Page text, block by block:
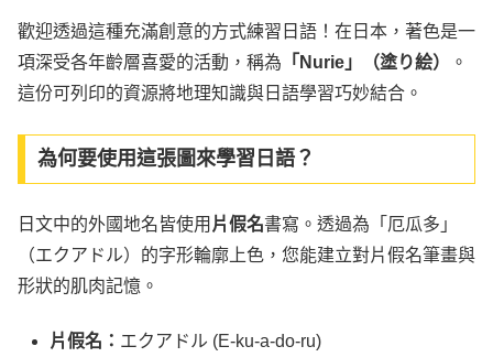
歡迎透過這種充滿創意的方式練習日語！在日本，著色是一
項深受各年齡層喜愛的活動，稱為 「Nurie」（塗り絵）
。
這份可列印的資源將地理知識與日語學習巧妙結合。
為何要使用這張圖來學習日語？
日文中的外國地名皆使用 片假名書寫。透過為「厄瓜多」
（エクアドル）的字形輪廓上色，您能建立對片假名筆畫與
形狀的肌肉記憶。
片假名： エクアドル (E-ku-a-do-ru)